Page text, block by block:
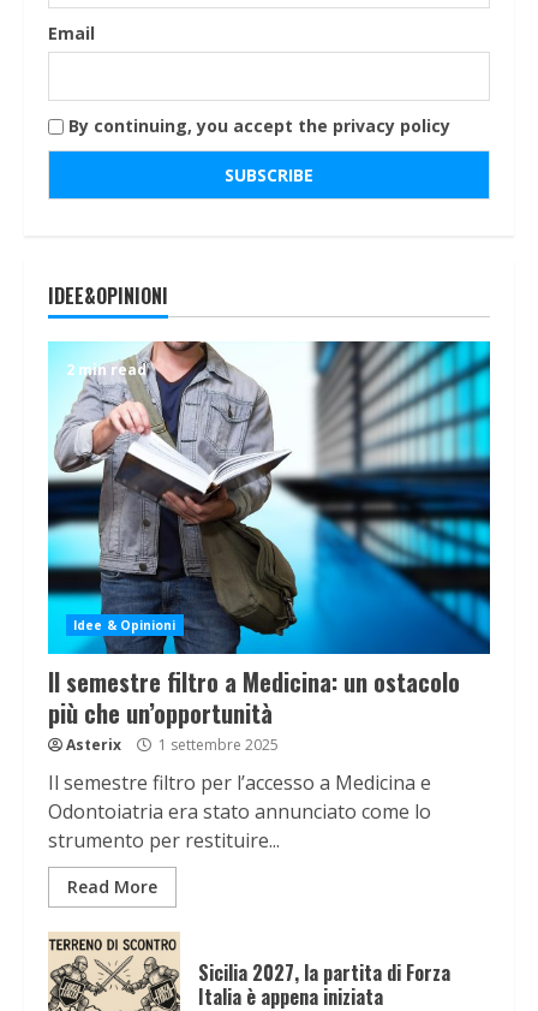
Email
By continuing, you accept the privacy policy
IDEE&OPINIONI
2 min read
Idee & Opinioni
Il semestre filtro a Medicina: un ostacolo
più che un’opportunità
Asterix 1 settembre 2025
Il semestre filtro per l’accesso a Medicina e
Odontoiatria era stato annunciato come lo
strumento per restituire...
Read More
Sicilia 2027, la partita di Forza
Italia è appena iniziata